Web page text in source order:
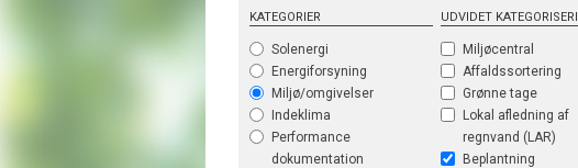
UDVIDET
Miljøcentral
Affaldssortering
Grønne tage
Lokal afledning af
regnvand (LAR)
Beplantning
KATEGORIER
Solenergi
Energiforsyning
Miljø/omgivelser
Indeklima
Performance
dokumentation